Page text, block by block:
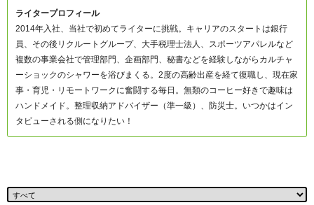
ライタープロフィール
2014年入社、当社で初めてライターに挑戦。キャリアのスタートは銀行
員、その後リクルートグループ、大手税理士法人、スポーツアパレルなど
複数の事業会社で管理部門、企画部門、秘書などを経験しながらカルチャ
ーショックのシャワーを浴びまくる。2度の高齢出産を経て復職し、現在家
事・育児・リモートワークに奮闘する毎日。無類のコーヒー好きで趣味は
ハンドメイド。整理収納アドバイザー（準一級）、防災士。いつかはイン
タビューされる側になりたい！